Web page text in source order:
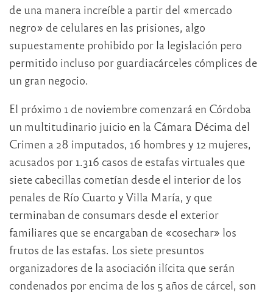
de una manera increíble a partir del «mercado
negro» de celulares en las prisiones, algo
supuestamente prohibido por la legislación pero
permitido incluso por guardiacárceles cómplices de
un gran negocio.
El próximo 1 de noviembre comenzará en Córdoba
un multitudinario juicio en la Cámara Décima del
Crimen a 28 imputados, 16 hombres y 12 mujeres,
acusados por 1.316 casos de estafas virtuales que
siete cabecillas cometían desde el interior de los
penales de Río Cuarto y Villa María, y que
terminaban de consumars desde el exterior
familiares que se encargaban de «cosechar» los
frutos de las estafas. Los siete presuntos
organizadores de la asociación ilícita que serán
condenados por encima de los 5 años de cárcel, son